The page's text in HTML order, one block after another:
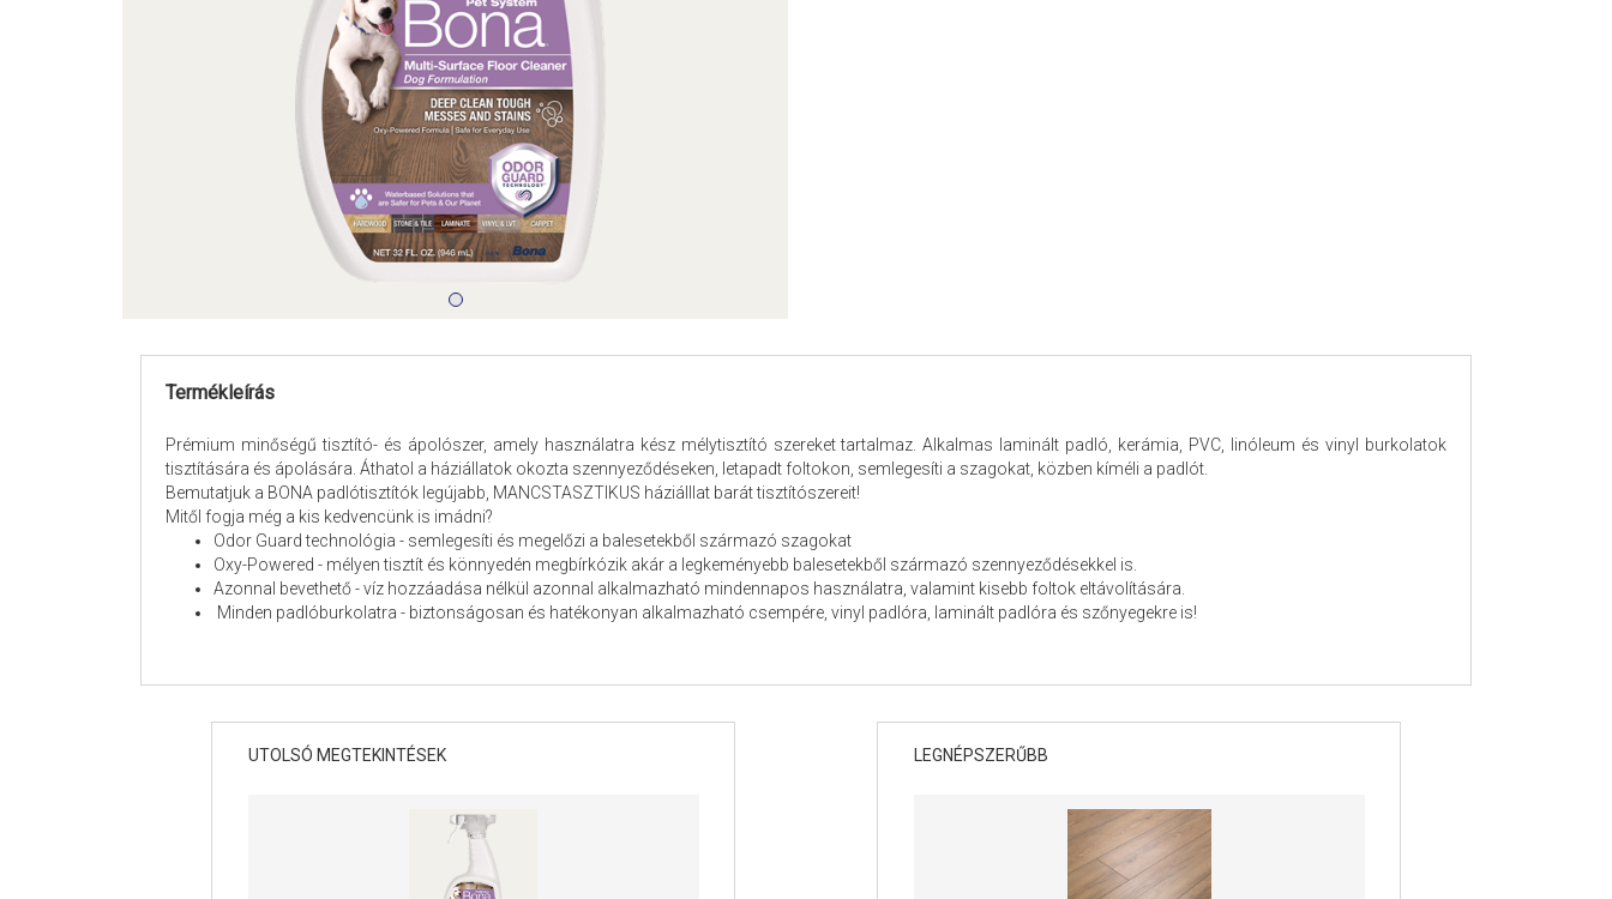
Termékleírás
Prémium minőségű tisztító- és ápolószer, amely használatra kész mélytisztító szereket tartalmaz. Alkalmas laminált padló, kerámia, PVC, linóleum és vinyl burkolatok
tisztítására és ápolására. Áthatol a háziállatok okozta szennyeződéseken, letapadt foltokon, semlegesíti a szagokat, közben kíméli a padlót.
Bemutatjuk a BONA padlótisztítók legújabb, MANCSTASZTIKUS háziálllat barát tisztítószereit!
Mitől fogja még a kis kedvencünk is imádni?
Odor Guard technológia - semlegesíti és megelőzi a balesetekből származó szagokat
Oxy-Powered - mélyen tisztít és könnyedén megbírkózik akár a legkeményebb balesetekből származó szennyeződésekkel is.
Azonnal bevethető - víz hozzáadása nélkül azonnal alkalmazható mindennapos használatra, valamint kisebb foltok eltávolítására.
Minden padlóburkolatra - biztonságosan és hatékonyan alkalmazható csempére, vinyl padlóra, laminált padlóra és szőnyegekre is!
UTOLSÓ MEGTEKINTÉSEK LEGNÉPSZERŰBB